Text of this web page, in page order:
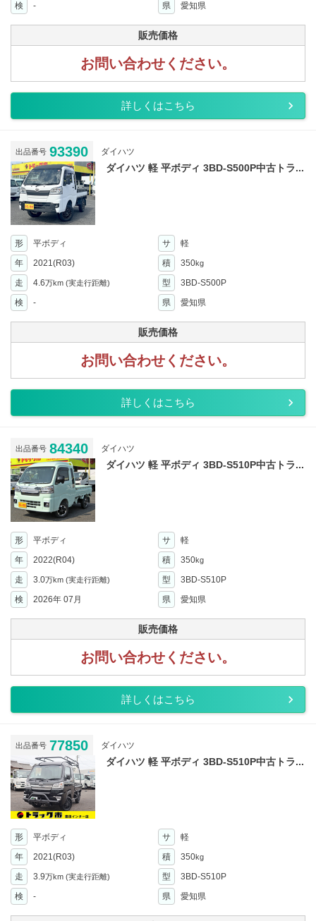
検
- 県 愛知県
販売価格
お問い合わせください。
詳しくはこちら
出品番号 93390 ダイハツ
ダイハツ 軽 平ボディ 3BD-S500P中古トラ...
形 平ボディ サ
軽
年
2021(R03) 積 350kg
走 4.6万km (実走行距離) 型
3BD-S500P
検
- 県 愛知県
販売価格
お問い合わせください。
詳しくはこちら
出品番号 84340 ダイハツ
ダイハツ 軽 平ボディ 3BD-S510P中古トラ...
形 平ボディ サ
軽
年
2022(R04) 積 350kg
走 3.0万km (実走行距離) 型
3BD-S510P
検
2026年 07月 県 愛知県
販売価格
お問い合わせください。
詳しくはこちら
出品番号 77850 ダイハツ
ダイハツ 軽 平ボディ 3BD-S510P中古トラ...
形 平ボディ サ
軽
年
2021(R03) 積 350kg
走 3.9万km (実走行距離) 型
3BD-S510P
検
- 県 愛知県